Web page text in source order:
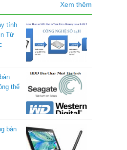
Xem thêm
tính
Từ
thể
bàn